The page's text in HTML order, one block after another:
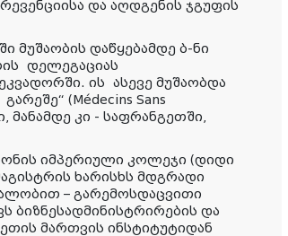
და აღდგენის ჯგუფის
მუშაობის დაწყებამდე ბ-ნი
დელეგაციას
ის ასევე მუშაობდა
(Médecins Sans
კი - საფრანგეთში,
იმპერიული კოლეჯი (დიდი
ხარისხს მდგრადი
– გარემოსდაცვითი
ბიზნესადმინისტრირების და
მართვის ინსტიტუტიდან